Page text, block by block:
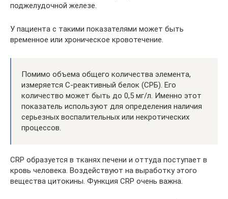
поджелудочной железе.
У пациента с такими показателями может быть
временное или хроническое кровотечение.
Помимо объема общего количества элемента,
измеряется С-реактивный белок (СРБ). Его
количество может быть до 0,5 мг/л. Именно этот
показатель используют для определения наличия
серьезных воспалительных или некротических
процессов.
CRP образуется в тканях печени и оттуда поступает в
кровь человека. Воздействуют на выработку этого
вещества цитокины. Функция CRP очень важна.